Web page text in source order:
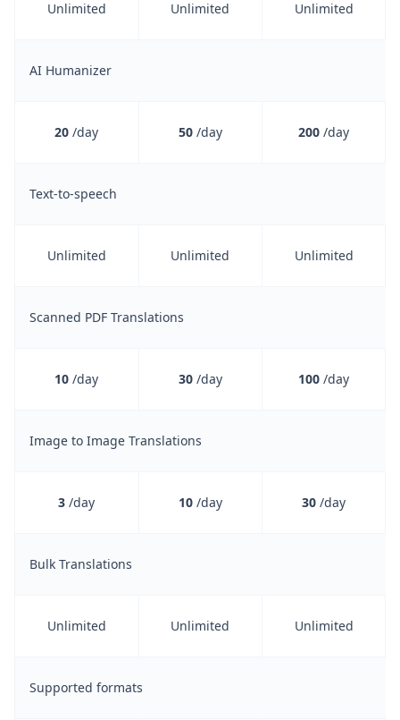
Unlimited Unlimited Unlimited
AI Humanizer
20 /day 50/day 200 /day
Text-to-speech
Unlimited Unlimited Unlimited
Scanned PDF Translations
10 /day 30/day 100 /day
Image to Image Translations
3 /day 10/day 30 /day
Bulk Translations
Unlimited Unlimited Unlimited
Supported formats